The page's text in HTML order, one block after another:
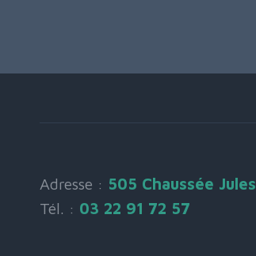
Adresse : 505 Chaussée
Tél. : 03 22 91 72 57